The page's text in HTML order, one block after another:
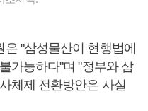
"삼성물산이 현행법에
가능하다"며 "정부와 삼
체제 전환방안은 사실